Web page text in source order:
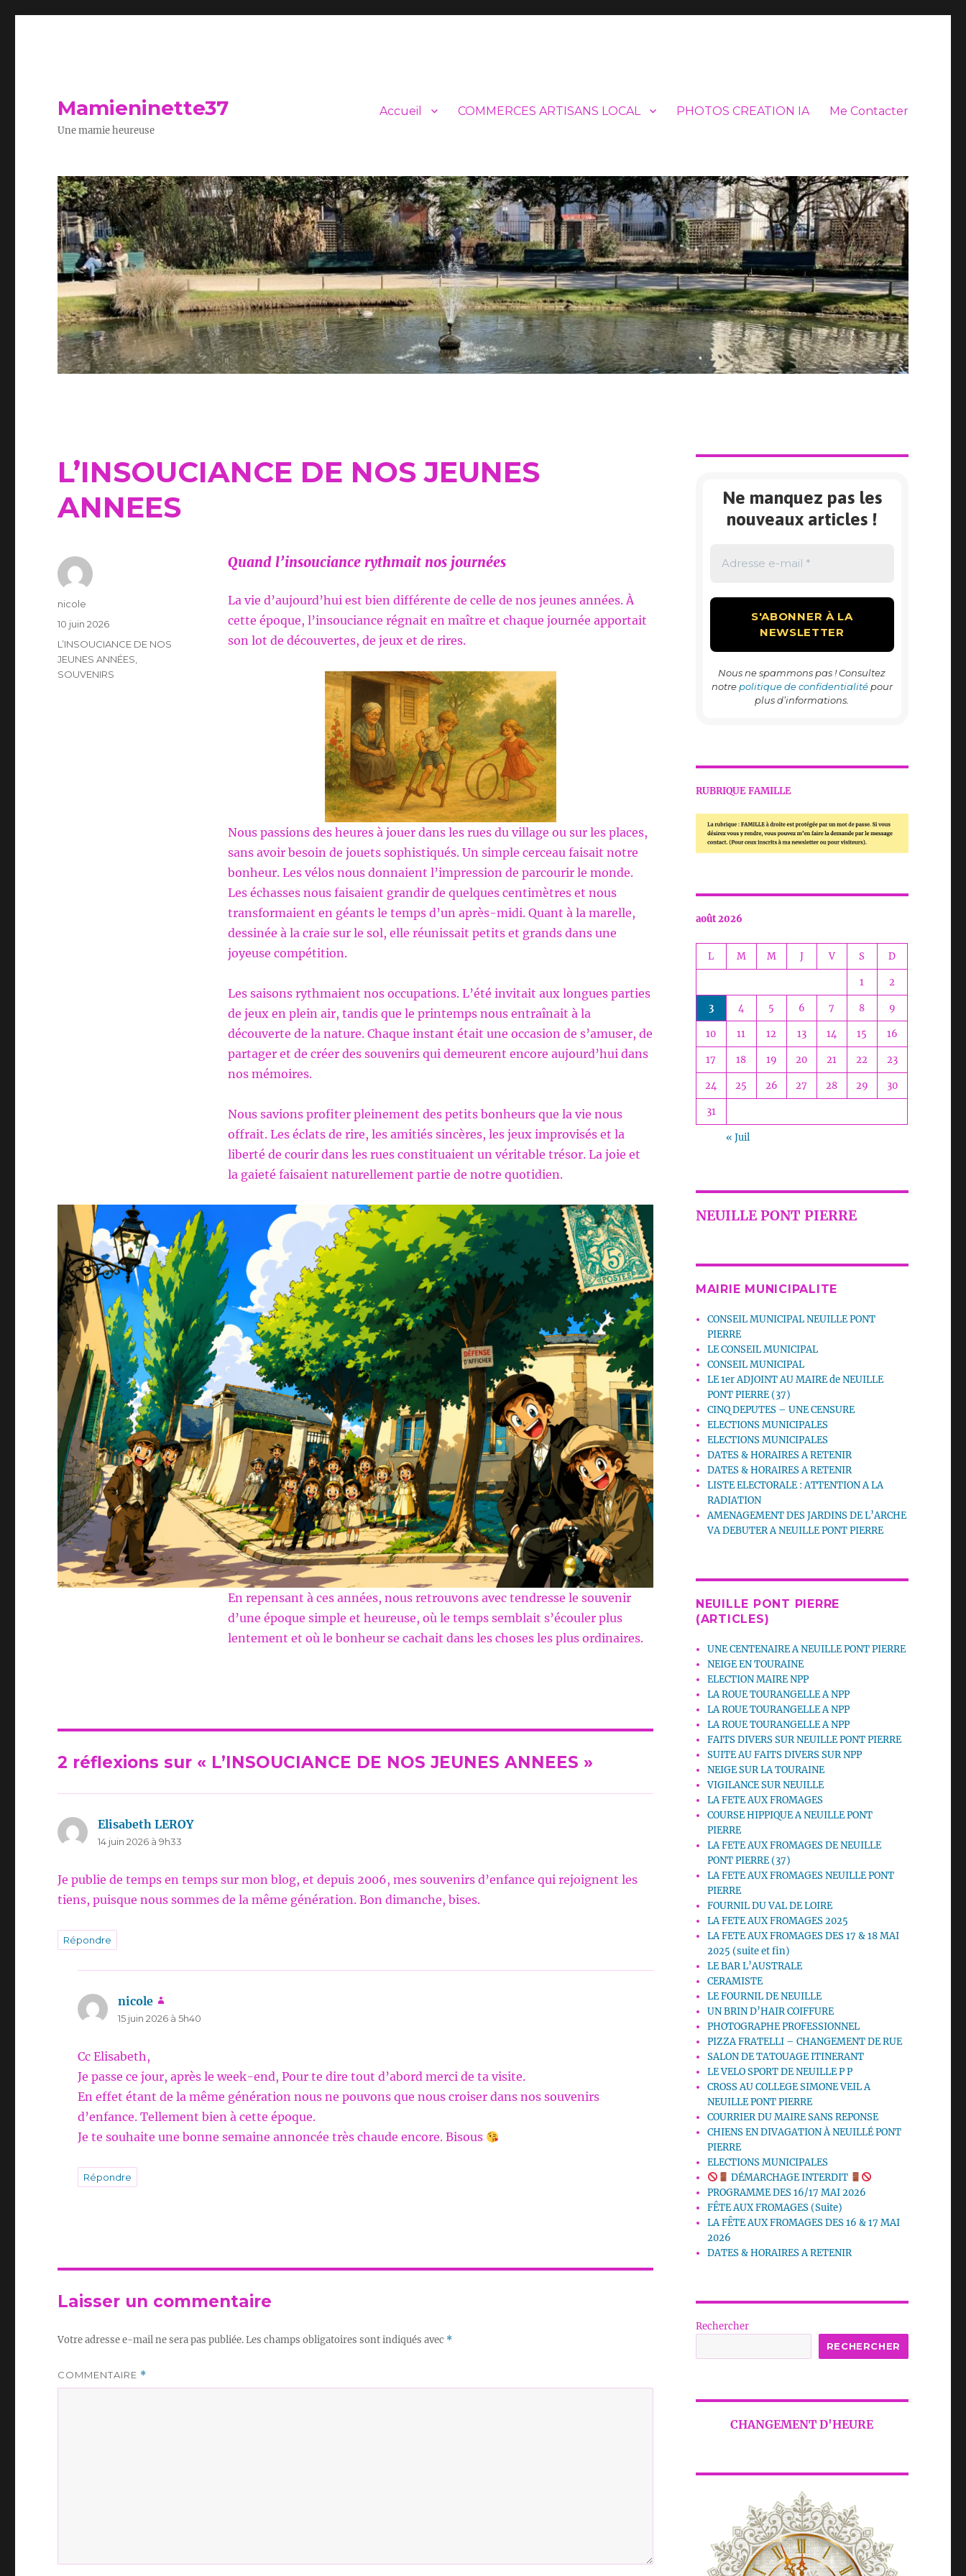
Mamieninette37
Une mamie heureuse
Accueil COMMERCES ARTISANS LOCAL PHOTOS CREATION IA Me Contacter
L’INSOUCIANCE DE NOS JEUNES
ANNEES
Quand l’insouciance rythmait nos journées
La vie d’aujourd’hui est bien différente de celle de nos jeunes années. À
cette époque, l’insouciance régnait en maître et chaque journée apportait
son lot de découvertes, de jeux et de rires.
Nous passions des heures à jouer dans les rues du village ou sur les places,
sans avoir besoin de jouets sophistiqués. Un simple cerceau faisait notre
bonheur. Les vélos nous donnaient l’impression de parcourir le monde.
Les échasses nous faisaient grandir de quelques centimètres et nous
transformaient en géants le temps d’un après-midi. Quant à la marelle,
dessinée à la craie sur le sol, elle réunissait petits et grands dans une
joyeuse compétition.
Les saisons rythmaient nos occupations. L’été invitait aux longues parties
de jeux en plein air, tandis que le printemps nous entraînait à la
découverte de la nature. Chaque instant était une occasion de s’amuser, de
partager et de créer des souvenirs qui demeurent encore aujourd’hui dans
nos mémoires.
Nous savions profiter pleinement des petits bonheurs que la vie nous
offrait. Les éclats de rire, les amitiés sincères, les jeux improvisés et la
liberté de courir dans les rues constituaient un véritable trésor. La joie et
la gaieté faisaient naturellement partie de notre quotidien.
En repensant à ces années, nous retrouvons avec tendresse le souvenir
d’une époque simple et heureuse, où le temps semblait s’écouler plus
lentement et où le bonheur se cachait dans les choses les plus ordinaires.
Auteur
nicole
Publié
le
10 juin 2026
Catégories
L’INSOUCIANCE DE NOS
JEUNES ANNÉES
SOUVENIRS
2 réflexions sur « L’INSOUCIANCE DE NOS JEUNES ANNEES »
Elisabeth LEROYdit :
14 juin 2026 à 9h33
Je publie de temps en temps sur mon blog, et depuis 2006, mes souvenirs d’enfance qui rejoignent les
tiens, puisque nous sommes de la même génération. Bon dimanche, bises.
Répondre
nicole
15 juin 2026 à 5h40
Cc Elisabeth,
Je passe ce jour, après le week-end, Pour te dire tout d’abord merci de ta visite.
En effet étant de la même génération nous ne pouvons que nous croiser dans nos souvenirs
d’enfance. Tellement bien à cette époque.
Je te souhaite une bonne semaine annoncée très chaude encore. Bisous
Répondre
Laisser un commentaire
Votre adresse e-mail ne sera pas publiée.Les champs obligatoires sont indiqués avec *
COMMENTAIRE *
Ne manquez pas les
nouveaux articles !
Nous ne spammons pas ! Consultez
notre politique de confidentialitépour
plus d’informations.
RUBRIQUE FAMILLE
août 2026
L M M J V S D
1 2
3 4 5 6 7 8 9
10 11 12 13 14 15 16
17 18 19 20 21 22 23
24 25 26 27 28 29 30
31
« Juil
NEUILLE PONT PIERRE
MAIRIE MUNICIPALITE
CONSEIL MUNICIPAL NEUILLE PONT
PIERRE
LE CONSEIL MUNICIPAL
CONSEIL MUNICIPAL
LE 1er ADJOINT AU MAIRE de NEUILLE
PONT PIERRE (37)
CINQ DEPUTES – UNE CENSURE
ELECTIONS MUNICIPALES
ELECTIONS MUNICIPALES
DATES & HORAIRES A RETENIR
DATES & HORAIRES A RETENIR
LISTE ELECTORALE : ATTENTION A LA
RADIATION
AMENAGEMENT DES JARDINS DE L’ARCHE
VA DEBUTER A NEUILLE PONT PIERRE
NEUILLE PONT PIERRE
(ARTICLES)
UNE CENTENAIRE A NEUILLE PONT PIERRE
NEIGE EN TOURAINE
ELECTION MAIRE NPP
LA ROUE TOURANGELLE A NPP
LA ROUE TOURANGELLE A NPP
LA ROUE TOURANGELLE A NPP
FAITS DIVERS SUR NEUILLE PONT PIERRE
SUITE AU FAITS DIVERS SUR NPP
NEIGE SUR LA TOURAINE
VIGILANCE SUR NEUILLE
LA FETE AUX FROMAGES
COURSE HIPPIQUE A NEUILLE PONT
PIERRE
LA FETE AUX FROMAGES DE NEUILLE
PONT PIERRE (37)
LA FETE AUX FROMAGES NEUILLE PONT
PIERRE
FOURNIL DU VAL DE LOIRE
LA FETE AUX FROMAGES 2025
LA FETE AUX FROMAGES DES 17 & 18 MAI
2025 (suite et fin)
LE BAR L’AUSTRALE
CERAMISTE
LE FOURNIL DE NEUILLE
UN BRIN D’HAIR COIFFURE
PHOTOGRAPHE PROFESSIONNEL
PIZZA FRATELLI – CHANGEMENT DE RUE
SALON DE TATOUAGE ITINERANT
LE VELO SPORT DE NEUILLE P P
CROSS AU COLLEGE SIMONE VEIL A
NEUILLE PONT PIERRE
COURRIER DU MAIRE SANS REPONSE
CHIENS EN DIVAGATION À NEUILLÉ PONT
PIERRE
ELECTIONS MUNICIPALES
DÉMARCHAGE INTERDIT
PROGRAMME DES 16/17 MAI 2026
FÊTE AUX FROMAGES (Suite)
LA FÊTE AUX FROMAGES DES 16 & 17 MAI
2026
DATES & HORAIRES A RETENIR
Rechercher
RECHERCHER
CHANGEMENT D'HEURE